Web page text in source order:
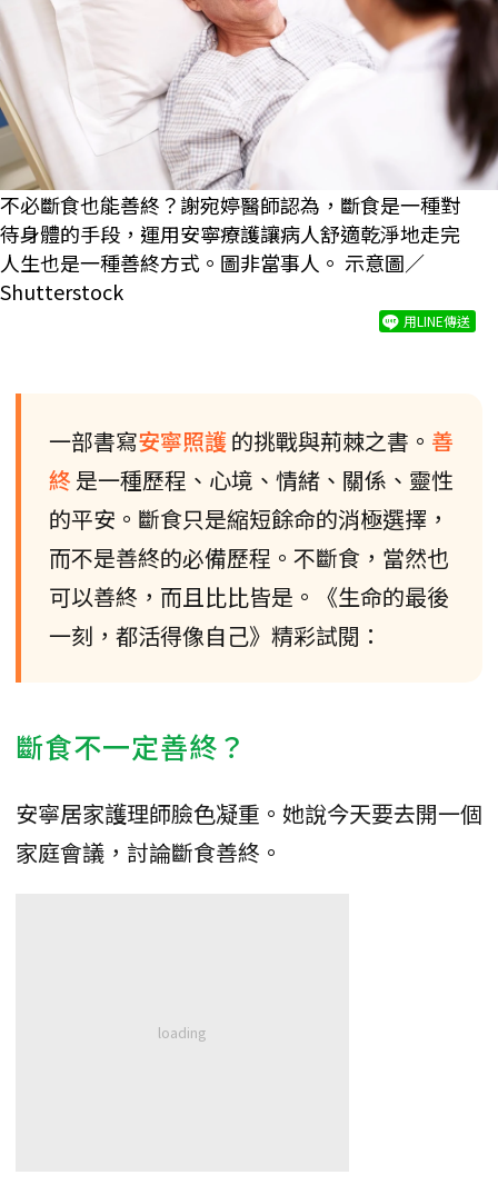
不必斷食也能善終？謝宛婷醫師認為，斷食是一種對
待身體的手段，運用安寧療護讓病人舒適乾淨地走完
人生也是一種善終方式。圖非當事人。 示意圖／
Shutterstock
用LINE傳送
一部書寫安寧照護的挑戰與荊棘之書。 善
終是一種歷程、心境、情緒、關係、靈性
的平安。斷食只是縮短餘命的消極選擇，
而不是善終的必備歷程。不斷食，當然也
可以善終，而且比比皆是。《生命的最後
一刻，都活得像自己》精彩試閱：
斷食不一定善終？
安寧居家護理師臉色凝重。她說今天要去開一個
家庭會議，討論斷食善終。